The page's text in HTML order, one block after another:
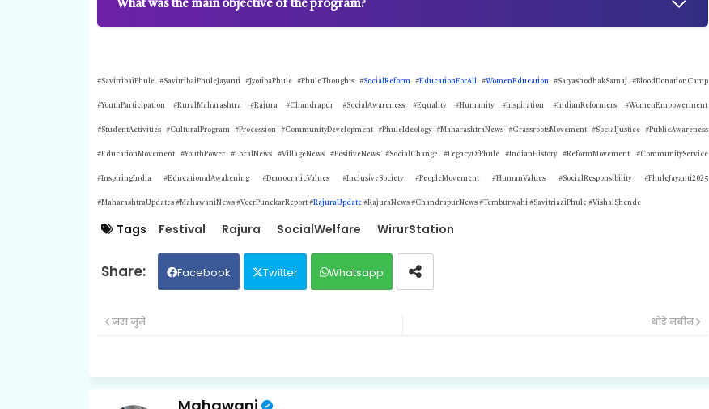
What was the main objective of the program?
#SavitribaiPhule #SavitribaiPhuleJayanti #JyotibaPhule #PhuleThoughts #SocialReform#EducationForAll#WomenEducation#SatyashodhakSamaj #BloodDonationCamp
#YouthParticipation #RuralMaharashtra #Rajura #Chandrapur #SocialAwareness #Equality #Humanity #Inspiration #IndianReformers #WomenEmpowerment
#StudentActivities #CulturalProgram #Procession #CommunityDevelopment #PhuleIdeology #MaharashtraNews #GrassrootsMovement #SocialJustice #PublicAwareness
#EducationMovement #YouthPower #LocalNews #VillageNews #PositiveNews #SocialChange #LegacyOfPhule #IndianHistory #ReformMovement #CommunityService
#InspiringIndia #EducationalAwakening #DemocraticValues #InclusiveSociety #PeopleMovement #HumanValues #SocialResponsibility #PhuleJayanti2025
#MaharashtraUpdates #MahawaniNews #VeerPunekarReport #RajuraUpdate#RajuraNews #ChandrapurNews #Temburwahi #SavitriaaiPhule #VishalShende
Tags Festival Rajura SocialWelfare WirurStation
Facebook Twitter Whatsapp
थोडे नवीन
जरा जुने